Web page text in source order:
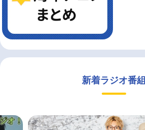
新着ラジオ番組